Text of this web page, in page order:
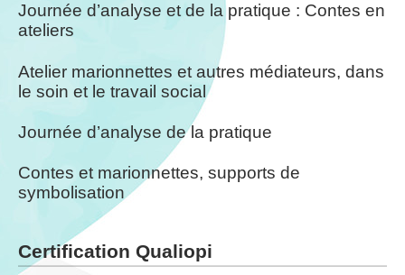
Journée d’analyse et de la pratique : Contes en
ateliers
Atelier marionnettes et autres médiateurs, dans
le soin et le travail social
Journée d’analyse de la pratique
Contes et marionnettes, supports de
symbolisation
Certification Qualiopi